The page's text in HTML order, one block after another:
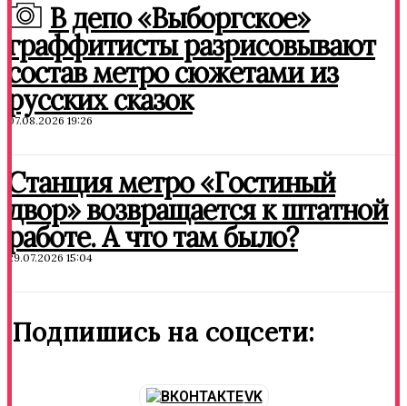
В депо «Выборгское»
граффитисты разрисовывают
состав метро сюжетами из
русских сказок
07.08.2026 19:26
Станция метро «Гостиный
двор» возвращается к штатной
работе. А что там было?
29.07.2026 15:04
Подпишись на соцсети:
VK